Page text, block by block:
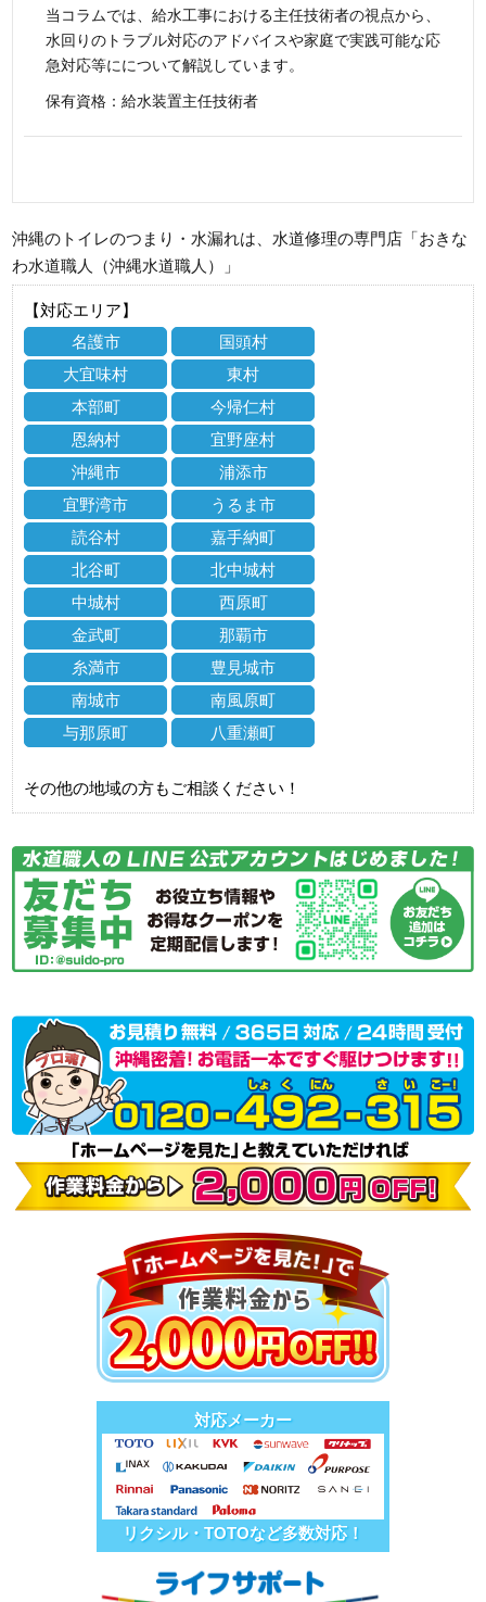
当コラムでは、給水工事における主任技術者の視点から、
水回りのトラブル対応のアドバイスや家庭で実践可能な応
急対応等にについて解説しています。
保有資格：給水装置主任技術者
沖縄のトイレのつまり・水漏れは、水道修理の専門店「おきな
わ水道職人（沖縄水道職人）」
【対応エリア】
名護市
国頭村
大宜味村
東村
本部町
今帰仁村
恩納村
宜野座村
沖縄市
浦添市
宜野湾市
うるま市
読谷村
嘉手納町
北谷町
北中城村
中城村
西原町
金武町
那覇市
糸満市
豊見城市
南城市
南風原町
与那原町
八重瀬町
その他の地域の方もご相談ください！
対応メーカー
リクシル・TOTOなど多数対応！